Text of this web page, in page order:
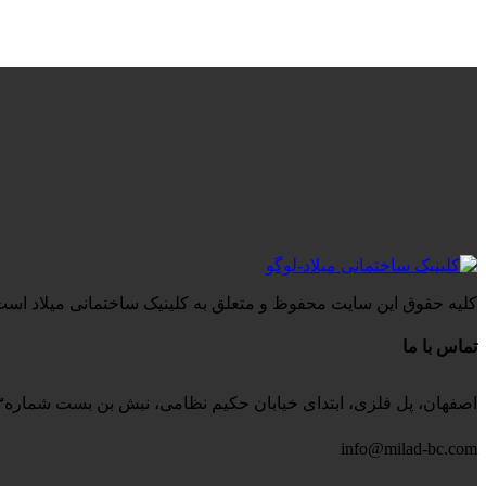
کلیه حقوق این سایت محفوظ و متعلق به کلینیک ساختمانی میلاد
تماس با ما
اصفهان، پل فلزی، ابتدای خیابان حکیم نظامی، نبش بن بست شماره۳، کلینیک ساختمانی میلاد
info@milad-bc.com